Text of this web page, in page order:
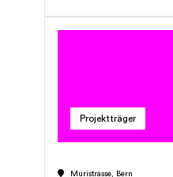
Online-Zeitung
angewiesen. Spenden
Projektträger
Muristrasse, Bern